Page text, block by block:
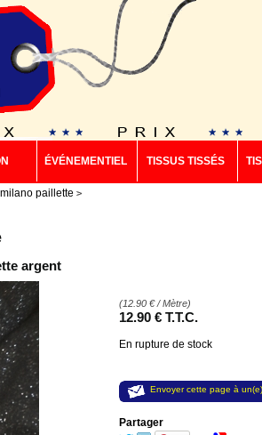
ÉVÉNEMENTIEL TISSUS TISSÉS
paillette
argent
(12.90 €/ Mètre)
12.90 € T.T.C.
En rupture de stock
Envoyer cette page à
Partager